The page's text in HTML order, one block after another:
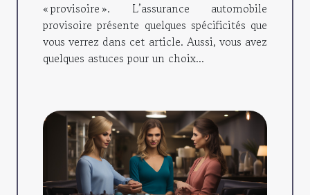
« provisoire ». L’assurance automobile
provisoire présente quelques spécificités que
vous verrez dans cet article. Aussi, vous avez
quelques astuces pour un choix...